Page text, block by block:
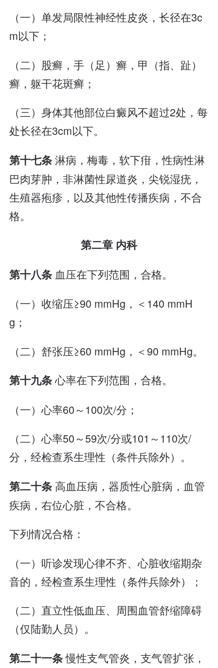
（一）单发局限性神经性皮炎，长径在3c
m以下；
（二）股癣，手（足）癣，甲（指、趾）
癣，躯干花斑癣；
（三）身体其他部位白癜风不超过2处，每
处长径在3cm以下。
第十七条淋病，梅毒，软下疳，性病性淋
巴肉芽肿，非淋菌性尿道炎，尖锐湿疣，
生殖器疱疹，以及其他性传播疾病，不合
格。
第二章 内科
第十八条 血压在下列范围，合格。
（一）收缩压≥90 mmHg，＜140 mmH
g；
（二）舒张压≥60 mmHg，＜90 mmHg。
第十九条心率在下列范围，合格。
（一）心率60～100次/分；
（二）心率50～59次/分或101～110次/
分，经检查系生理性（条件兵除外）。
第二十条 高血压病，器质性心脏病，血管
疾病，右位心脏，不合格。
下列情况合格：
（一）听诊发现心律不齐、心脏收缩期杂
音的，经检查系生理性（条件兵除外）；
（二）直立性低血压、周围血管舒缩障碍
（仅陆勤人员）。
第二十一条慢性支气管炎，支气管扩张，